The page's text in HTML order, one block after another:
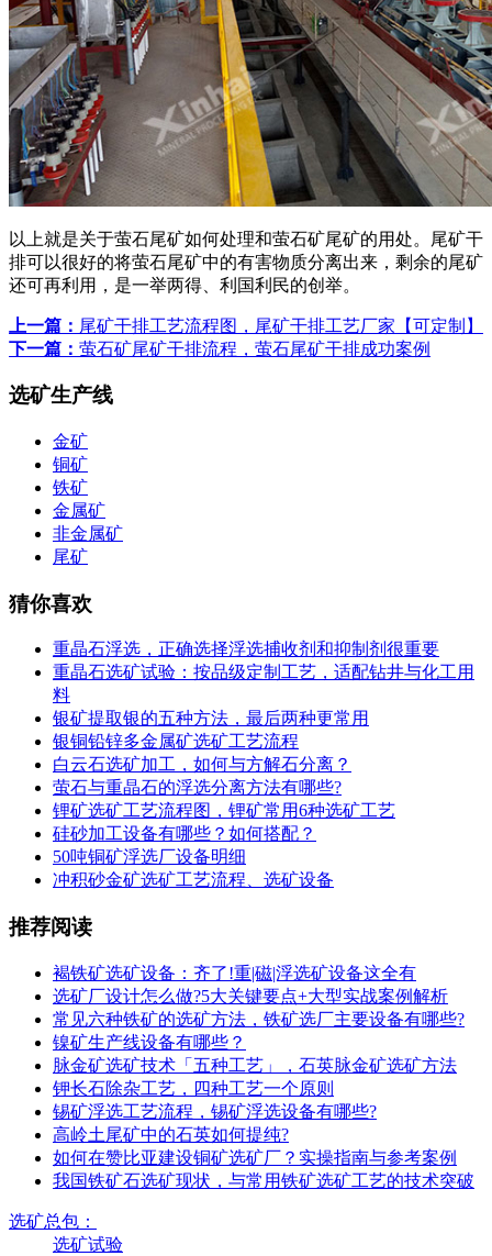
以上就是关于萤石尾矿如何处理和萤石矿尾矿的用处。尾矿干
排可以很好的将萤石尾矿中的有害物质分离出来，剩余的尾矿
还可再利用，是一举两得、利国利民的创举。
上一篇： 尾矿干排工艺流程图，尾矿干排工艺厂家【可定制】
下一篇： 萤石矿尾矿干排流程，萤石尾矿干排成功案例
选矿生产线
金矿
铜矿
铁矿
金属矿
非金属矿
尾矿
猜你喜欢
重晶石浮选，正确选择浮选捕收剂和抑制剂很重要
重晶石选矿试验：按品级定制工艺，适配钻井与化工用
料
银矿提取银的五种方法，最后两种更常用
银铜铅锌多金属矿选矿工艺流程
白云石选矿加工，如何与方解石分离？
萤石与重晶石的浮选分离方法有哪些?
锂矿选矿工艺流程图，锂矿常用6种选矿工艺
硅砂加工设备有哪些？如何搭配？
50吨铜矿浮选厂设备明细
冲积砂金矿选矿工艺流程、选矿设备
推荐阅读
褐铁矿选矿设备：齐了!重|磁|浮选矿设备这全有
选矿厂设计怎么做?5大关键要点+大型实战案例解析
常见六种铁矿的选矿方法，铁矿选厂主要设备有哪些?
镍矿生产线设备有哪些？
脉金矿选矿技术「五种工艺」，石英脉金矿选矿方法
钾长石除杂工艺，四种工艺一个原则
锡矿浮选工艺流程，锡矿浮选设备有哪些?
高岭土尾矿中的石英如何提纯?
如何在赞比亚建设铜矿选矿厂？实操指南与参考案例
我国铁矿石选矿现状，与常用铁矿选矿工艺的技术突破
选矿总包：
选矿试验